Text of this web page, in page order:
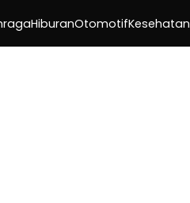
HiburanOtomotifKesehatan